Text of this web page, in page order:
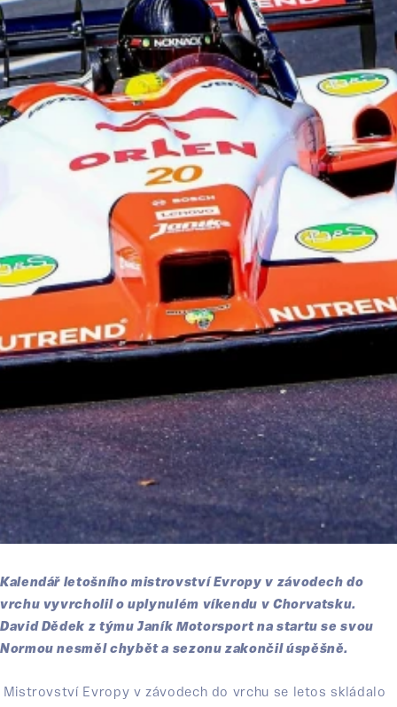
Kalendář letošního mistrovství Evropy v závodech do
vrchu vyvrcholil o uplynulém víkendu v Chorvatsku.
David Dědek z týmu Janík Motorsport na startu se svou
Normou nesměl chybět a sezonu zakončil úspěšně.
Mistrovství Evropy v závodech do vrchu se letos skládalo